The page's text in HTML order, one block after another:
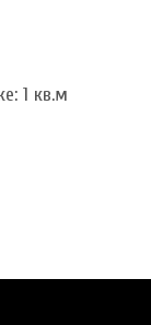
1 кв.м